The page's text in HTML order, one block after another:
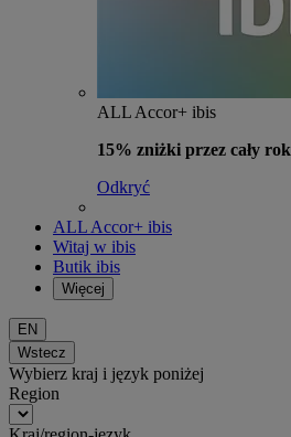
ALL Accor+ ibis
15% zniżki przez cały rok
Odkryć
ALL Accor+ ibis
Witaj w ibis
Butik ibis
Więcej
EN
Wstecz
Wybierz kraj i język poniżej
Region